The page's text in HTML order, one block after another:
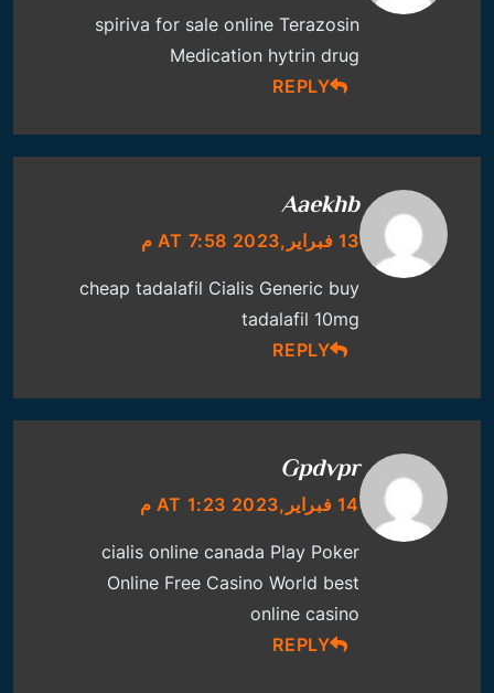
spiriva for sale online Terazosin
Medication hytrin drug
REPLY
Aaekhb
13 فبراير,2023 AT 7:58 م
cheap tadalafil Cialis Generic buy
tadalafil 10mg
REPLY
Gpdvpr
14 فبراير,2023 AT 1:23 م
cialis online canada Play Poker
Online Free Casino World best
online casino
REPLY